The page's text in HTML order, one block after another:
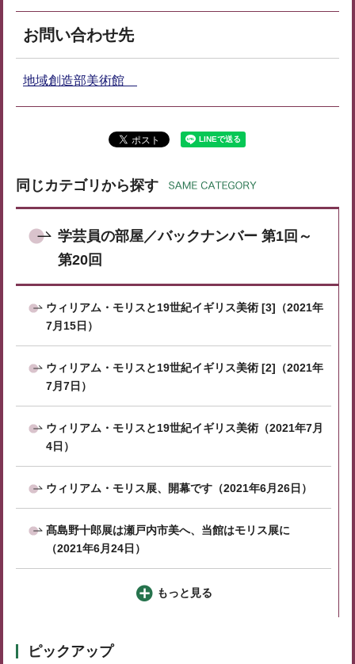
お問い合わせ先
地域創造部美術館
同じカテゴリから探す
学芸員の部屋／バックナンバー 第1回～
第20回
ウィリアム・モリスと19世紀イギリス美術 [3]（2021年
7月15日）
ウィリアム・モリスと19世紀イギリス美術 [2]（2021年
7月7日）
ウィリアム・モリスと19世紀イギリス美術（2021年7月
4日）
ウィリアム・モリス展、開幕です（2021年6月26日）
髙島野十郎展は瀬戸内市美へ、当館はモリス展に
（2021年6月24日）
もっと見る
ピックアップ